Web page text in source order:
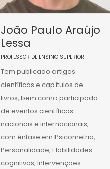
João Paulo Araújo
Lessa
PROFESSOR DE ENSINO SUPERIOR
Tem publicado artigos
científicos e capítulos de
livros, bem como participado
de eventos científicos
nacionais e internacionais,
com ênfase em Psicometria,
Personalidade, Habilidades
cognitivas, Intervenções